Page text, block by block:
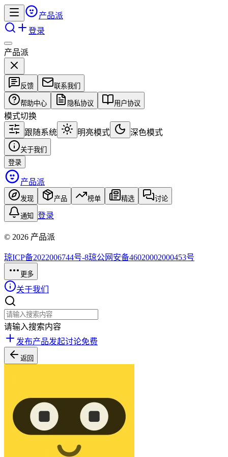
产品派
登录
产品派
反馈 联系我们
帮助中心 隐私协议 用户协议
模式切换
跟随系统
明亮模式 深色模式
关于我们
登录
产品派
发现 产品 榜单 精选 讨论
通知 登录
© 2026 产品派
琼ICP备2022006744号-8琼公网安备46020002000453号
更多
关于我们
请输入搜索内容
发布产品发起讨论免费
返回